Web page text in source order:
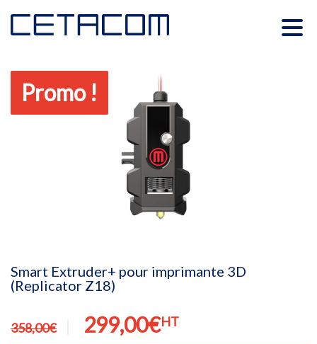
Promo !
Smart Extruder+ pour imprimante 3D
(Replicator Z18)
358,00€
Le
299,00€Le
HT